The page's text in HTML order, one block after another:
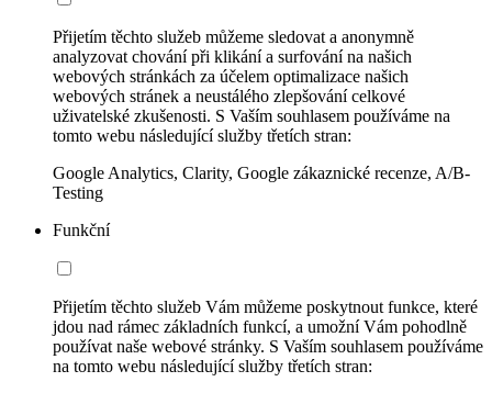
Přijetím těchto služeb můžeme sledovat a anonymně
analyzovat chování při klikání a surfování na našich
webových stránkách za účelem optimalizace našich
webových stránek a neustálého zlepšování celkové
uživatelské zkušenosti. S Vaším souhlasem používáme na
tomto webu následující služby třetích stran:
Google Analytics, Clarity, Google zákaznické recenze, A/B-
Testing
Funkční
Přijetím těchto služeb Vám můžeme poskytnout funkce, které
jdou nad rámec základních funkcí, a umožní Vám pohodlně
používat naše webové stránky. S Vaším souhlasem používáme
na tomto webu následující služby třetích stran: